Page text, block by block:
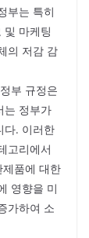
부는 특히
및 마케팅
의 저감 감
부 규정은
는 정부가
다. 이러한
고리에서
품에 대한
영향을 미
가하여 소